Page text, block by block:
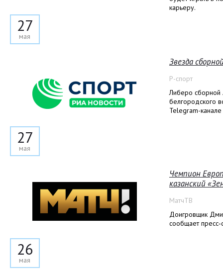
27
мая
карьеру.
27
мая
Звезда
Р-спорт
Либеро сборной
белгородского
Telegram-
26
мая
Чемпион
казанский
МатчТВ
Доигровщик
сообщает